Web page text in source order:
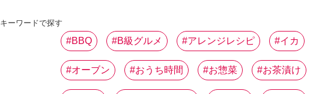
キーワードで探す
BBQ B級グルメ アレンジレシピ イカ
オーブン おうち時間 お惣菜 お茶漬け